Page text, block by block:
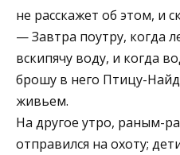
не расскажет об этом, и
— Завтра поутру, когда
вскипячу воду, и когда
брошу в него Птицу-
живьем.
На другое утро, раным-
отправился на охоту;